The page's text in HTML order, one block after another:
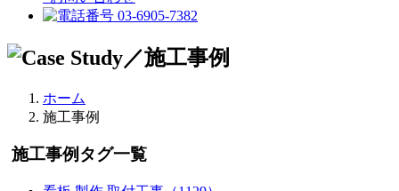
03-6905-7382
ホーム
施工事例
施工事例タグ一覧